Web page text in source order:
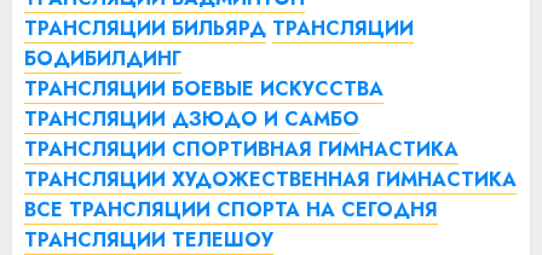
ТРАНСЛЯЦИИ БИЛЬЯРД ТРАНСЛЯЦИИ
БОДИБИЛДИНГ
ТРАНСЛЯЦИИ БОЕВЫЕ ИСКУССТВА
ТРАНСЛЯЦИИ ДЗЮДО И САМБО
ТРАНСЛЯЦИИ СПОРТИВНАЯ ГИМНАСТИКА
ТРАНСЛЯЦИИ ХУДОЖЕСТВЕННАЯ ГИМНАСТИКА
ВСЕ ТРАНСЛЯЦИИ СПОРТА НА СЕГОДНЯ
ТРАНСЛЯЦИИ ТЕЛЕШОУ